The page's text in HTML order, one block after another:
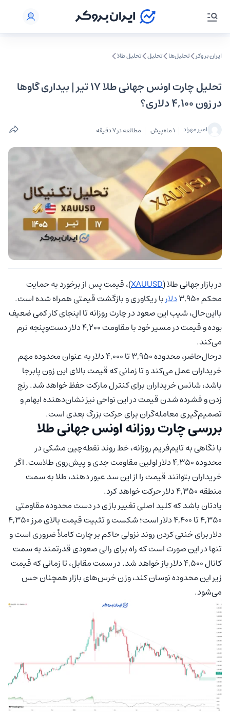
ایران بروکر تحلیل‌ها تحلیل‌ تحلیل طلا
تحلیل چارت اونس جهانی طلا ۱۷ تیر | بیداری گاوها
در زون ۴,۱۰۰ دلاری؟
امیر مهراد 1 ماه پیش مطالعه در 7 دقیقه
در بازار جهانی طلا (XAUUSD)، قیمت پس از برخورد به حمایت
محکم ۳,۹۵۰
دلاربا ریکاوری و بازگشت قیمتی همراه شده است.
با‌این‌حال، شیب این صعود در چارت روزانه تا اینجای کار کمی ضعیف
بوده و قیمت در مسیر خود با مقاومت ۴,۲۰۰ دلار دست‌وپنجه نرم
می‌کند.
در‌حال‌حاضر، محدوده ۳,۹۵۰ تا ۴,۰۰۰ دلار به عنوان محدوده مهم
خریداران عمل می‌کند و تا زمانی که قیمت بالای این زون پابرجا
باشد، شانس خریداران برای کنترل مارکت حفظ خواهد شد. رنج
زدن و فشرده شدن قیمت در این نواحی نیز نشان‌دهنده ابهام و
تصمیم‌گیری معامله‌گران برای حرکت بزرگ بعدی است.
بررسی چارت روزانه اونس جهانی طلا
با نگاهی به تایم‌فریم روزانه، خط روند نقطه‌چین مشکی در
محدوده ۴,۳۵۰ دلار اولین مقاومت جدی و پیش‌روی طلاست. اگر
خریداران بتوانند قیمت را از این سد عبور دهند، طلا به سمت
منطقه ۴,۳۵۰ دلار حرکت خواهد کرد.
یادتان باشد که کلید اصلی تغییر بازی در دست محدوده مقاومتی
۴,۳۵۰ تا ۴,۴۰۰ دلار است؛ شکست و تثبیت قیمت بالای مرز ۴,۳۵۰
دلار برای خنثی کردن روند نزولی حاکم بر چارت کاملاً ضروری است و
تنها در این صورت است که راه برای رالی صعودی قدرتمند به سمت
کانال ۴,۵۰۰ دلار باز خواهد شد. در سمت مقابل، تا زمانی که قیمت
زیر این محدوده نوسان کند، وزن خرس‌های بازار همچنان حس
می‌شود.